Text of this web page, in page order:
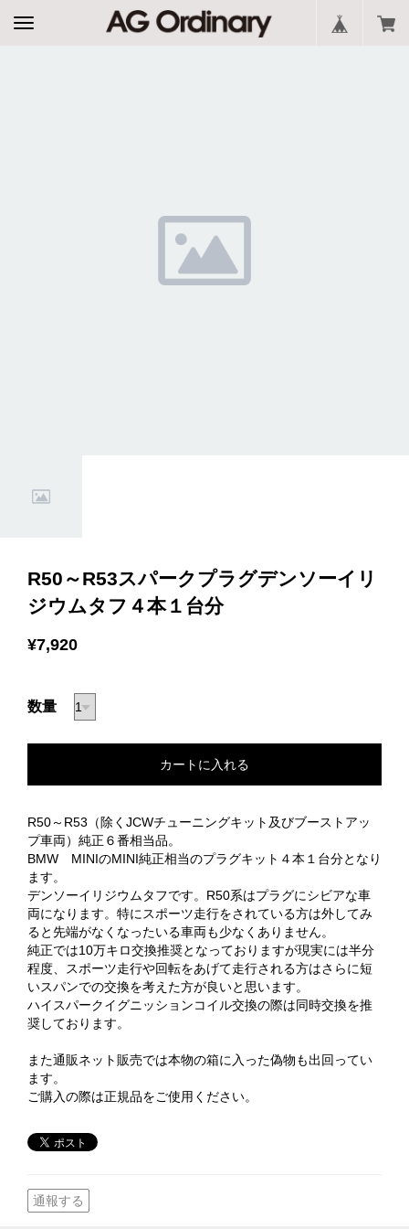
R50～R53スパークプラグデンソーイリ
ジウムタフ４本１台分
¥7,920
数量
R50～R53（除くJCWチューニングキット及びブーストアッ
プ車両）純正６番相当品。
BMW MINIのMINI純正相当のプラグキット４本１台分となり
ます。
デンソーイリジウムタフです。R50系はプラグにシビアな車
両になります。特にスポーツ走行をされている方は外してみ
ると先端がなくなったいる車両も少なくありません。
純正では10万キロ交換推奨となっておりますが現実には半分
程度、スポーツ走行や回転をあげて走行される方はさらに短
いスパンでの交換を考えた方が良いと思います。
ハイスパークイグニッションコイル交換の際は同時交換を推
奨しております。
また通販ネット販売では本物の箱に入った偽物も出回ってい
ます。
ご購入の際は正規品をご使用ください。
通報する